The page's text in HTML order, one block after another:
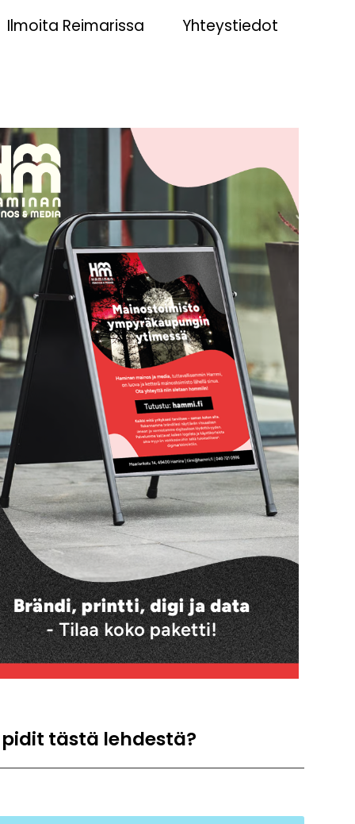
Ilmoita Reimarissa Yhteystiedot
tästä lehdestä?